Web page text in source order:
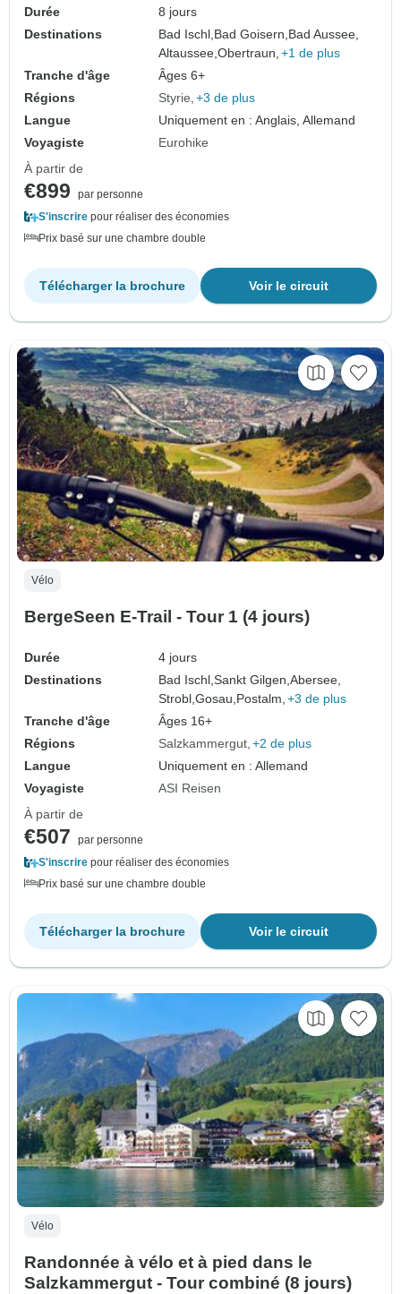
Durée
8 jours
Destinations
Bad Ischl, Bad Goisern, Bad Aussee,
Altaussee,Obertraun, +1 de plus
Tranche d'âge
Âges 6+
Régions
Styrie +3 de plus
Langue
Uniquement en : Anglais, Allemand
Voyagiste
Eurohike
À partir de
€899
par personne
S'inscrire pour réaliser des économies
Prix basé sur une chambre double
Voir le circuit
Télécharger la brochure
Vélo
BergeSeen E-Trail - Tour 1 (4 jours)
Durée
4 jours
Destinations
Bad Ischl,Sankt Gilgen,Abersee,
Strobl,Gosau, Postalm, +3 de plus
Tranche d'âge
Âges 16+
Régions
Salzkammergut +2 de plus
Langue
Uniquement en : Allemand
Voyagiste
ASI Reisen
À partir de
€507
par personne
S'inscrire pour réaliser des économies
Prix basé sur une chambre double
Voir le circuit
Télécharger la brochure
Vélo
Randonnée à vélo et à pied dans le
Salzkammergut - Tour combiné (8 jours)